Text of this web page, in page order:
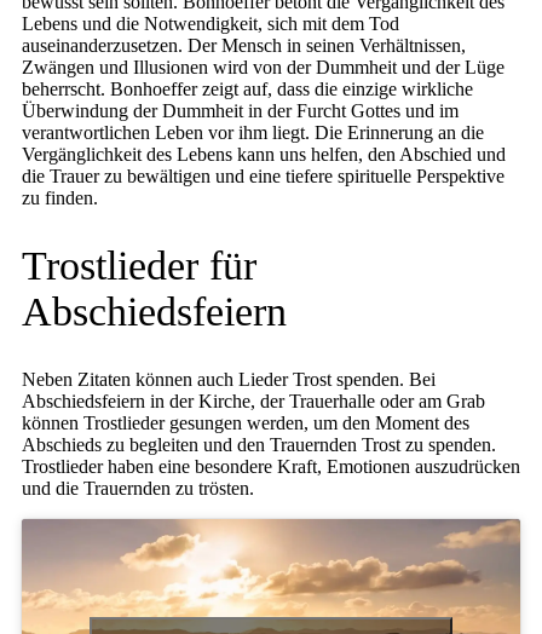
Lebens und die Notwendigkeit, sich mit dem Tod
auseinanderzusetzen. Der Mensch in seinen Verhältnissen,
Zwängen und Illusionen wird von der Dummheit und der Lüge
beherrscht. Bonhoeffer zeigt auf, dass die einzige wirkliche
Überwindung der Dummheit in der Furcht Gottes und im
verantwortlichen Leben vor ihm liegt. Die Erinnerung an die
Vergänglichkeit des Lebens kann uns helfen, den Abschied und
die Trauer zu bewältigen und eine tiefere spirituelle Perspektive
zu finden.
Trostlieder für
Abschiedsfeiern
Neben Zitaten können auch Lieder Trost spenden. Bei
Abschiedsfeiern in der Kirche, der Trauerhalle oder am Grab
können Trostlieder gesungen werden, um den Moment des
Abschieds zu begleiten und den Trauernden Trost zu spenden.
Trostlieder haben eine besondere Kraft, Emotionen auszudrücken
und die Trauernden zu trösten.